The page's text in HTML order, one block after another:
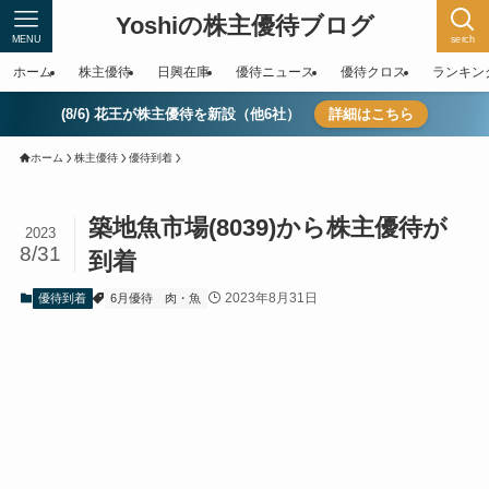
Yoshiの株主優待ブログ serch
MENU
ホーム 株主優待 日興在庫 優待ニュース 優待クロス ランキン
(8/6) 花王が株主優待を新設（他6社） 詳細はこちら
ホーム 株主優待 優待到着
築地魚市場(8039)から株主優待が
到着
2023
8/31
優待到着 6月優待 肉・魚 2023年8月31日